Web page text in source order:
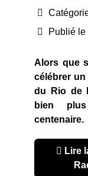
Publié le
Alors que
célébrer un
du Rio de
bien
centenaire.
Lire